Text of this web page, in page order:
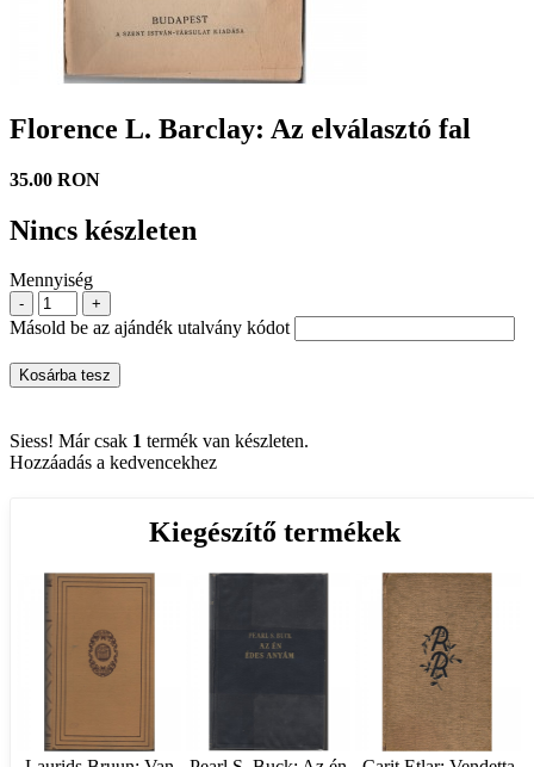
Florence L. Barclay: Az elválasztó fal
35.00 RON
Nincs készleten
Mennyiség
- +
Másold be az ajándék utalvány kódot
Kosárba tesz
Siess! Már csak 1 termék van készleten.
Hozzáadás a kedvencekhez
Kiegészítő termékek